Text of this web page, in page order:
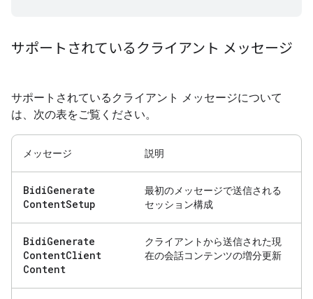
サポートされているクライアント メッセージ
サポートされているクライアント メッセージについて
は、次の表をご覧ください。
メッセージ 説明
BidiGenerate
ContentSetup
最初のメッセージで送信される
セッション構成
BidiGenerate
ContentClient
Content
クライアントから送信された現
在の会話コンテンツの増分更新